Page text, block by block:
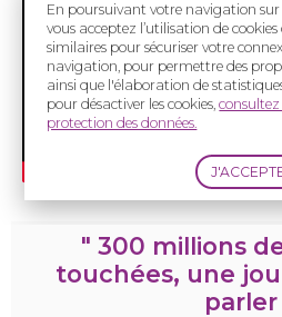
En poursuivant votre navigation
vous acceptez l’utilisation de
similaires pour sécuriser votre
navigation, pour permettre des
ainsi que l'élaboration de
pour désactiver les cookies,
protection des données.
" 300 millions
touchées, une
parler